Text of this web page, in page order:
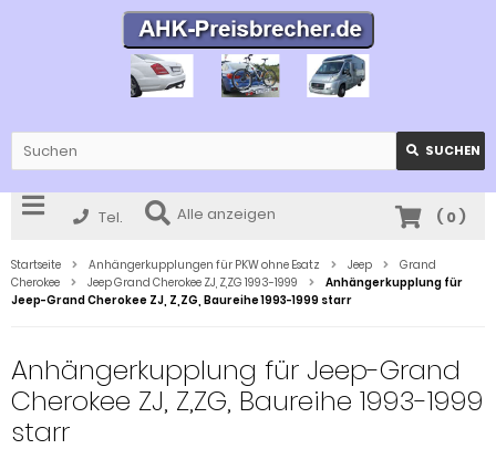
SUCHEN
Tel. Alle anzeigen ( 0)
Startseite Anhängerkupplungen für PKW ohne Esatz Jeep
Grand
Cherokee
Jeep Grand Cherokee ZJ, Z,ZG 1993-1999
Anhängerkupplung für
Jeep-Grand Cherokee ZJ, Z,ZG, Baureihe 1993-1999 starr
Anhängerkupplung für Jeep-Grand
Cherokee ZJ, Z,ZG, Baureihe 1993-1999
starr